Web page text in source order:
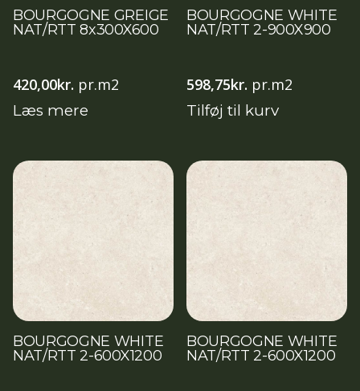
BOURGOGNE GREIGE
NAT/RTT 8x300X600
420,00kr. pr.m2
Læs mere
BOURGOGNE WHITE
NAT/RTT 2-900X900
598,75kr. pr.m2
Tilføj til kurv
BOURGOGNE WHITE
NAT/RTT 2-600X1200
BOURGOGNE WHITE
NAT/RTT 2-600X1200